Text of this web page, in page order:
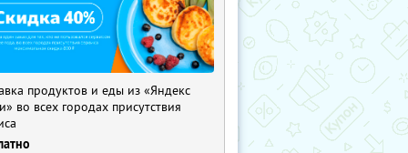
продуктов и еды из «Яндекс
во всех городах присутствия